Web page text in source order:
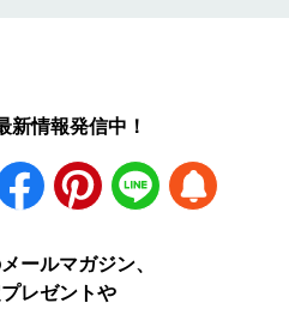
新情報発信中！
Pinterest LINE
ールマガジン、
レゼントや